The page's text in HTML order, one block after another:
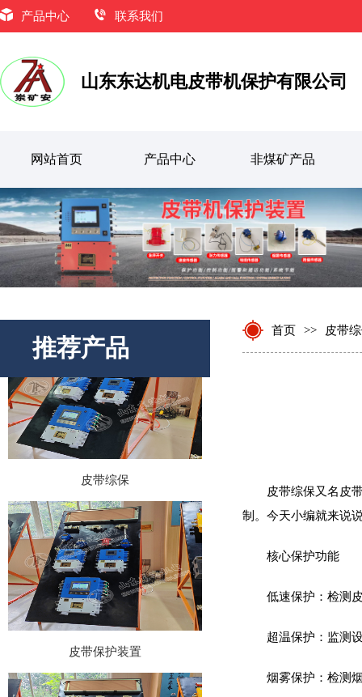
产品中心 联系我们
山东东达机电皮带机保护有限公司
网站首页 产品中心 非煤矿产品
推荐产品
KHJ12/0.5型矿用双向急停开关
皮带综保
皮带保护装置
首页 >> 皮带
皮带综保又名皮
制。今天小编就来说
核心保护功能‌
低速保护‌：检测
超温保护‌：监测
烟雾保护‌：检测